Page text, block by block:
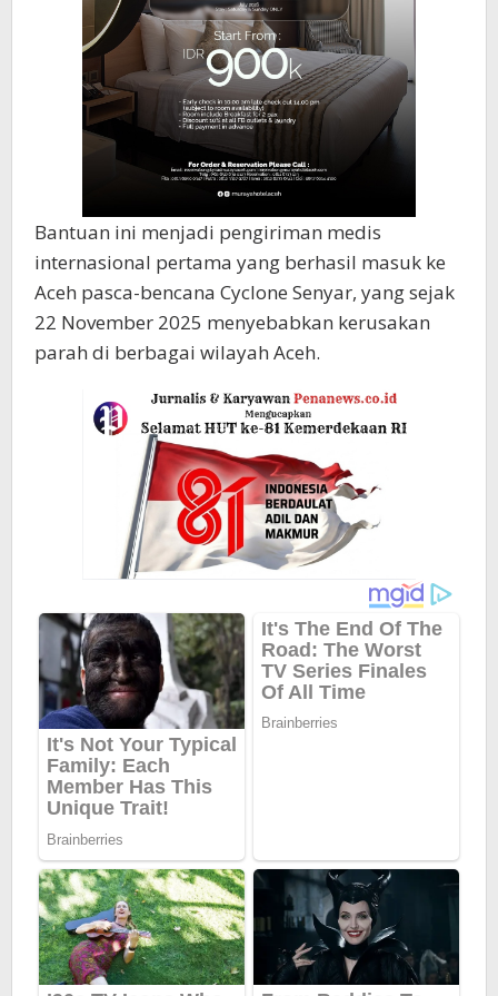
Bantuan ini menjadi pengiriman medis
internasional pertama yang berhasil masuk ke
Aceh pasca-bencana Cyclone Senyar, yang sejak
22 November 2025 menyebabkan kerusakan
parah di berbagai wilayah Aceh.